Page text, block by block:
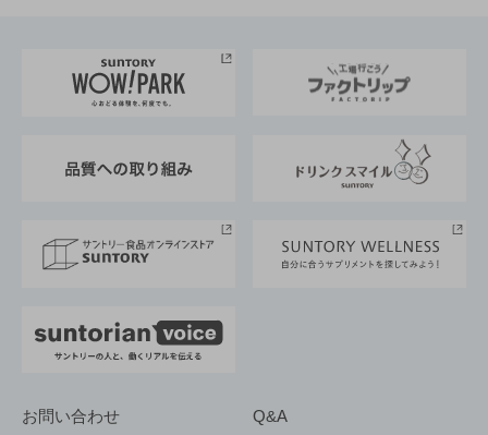
地域情報
サントリーサンバーズ大阪
サントリーが考えるサステナビリティ経営
企業概要
採用情報
お問い合わせ Q&A